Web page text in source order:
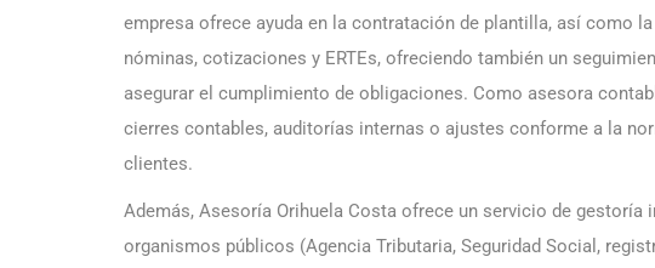
empresa ofrece ayuda en la contratación de plantilla, así como
nóminas, cotizaciones y ERTEs, ofreciendo también un
asegurar el cumplimiento de obligaciones. Como asesora
cierres contables, auditorías internas o ajustes conforme a la
clientes.
Además, Asesoría Orihuela Costa ofrece un servicio de
organismos públicos (Agencia Tributaria, Seguridad Social,